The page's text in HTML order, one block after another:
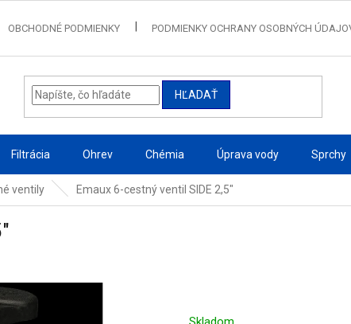
OBCHODNÉ PODMIENKY PODMIENKY OCHRANY OSOBNÝCH
HĽADAŤ
Filtrácia Ohrev Chémia Úprava vody Sprchy
ventily Emaux 6-cestný ventil SIDE 2,5"